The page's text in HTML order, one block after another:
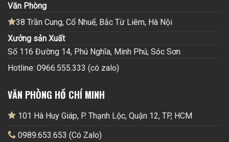
Văn Phòng
38 Trần Cung, Cổ Nhuế, Bắc Từ Liêm, Hà Nội
Xưởng sản Xuất
Số 116 Đường 14, Phú Nghĩa, Minh Phú, Sóc Sơn
Hotline: 0966.555.333 (có zalo)
VĂN PHÒNG HỒ CHÍ MINH
101 Hà Huy Giáp, P. Thạnh Lộc, Quận 12, TP, HCM
0989.653.653 (Có Zalo)